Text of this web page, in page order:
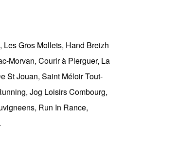
Gros Mollets, Hand Breizh
Morvan, Courir à Plerguer, La
St Jouan, Saint Méloir Tout-
Jog Loisirs Combourg,
Run In Rance,